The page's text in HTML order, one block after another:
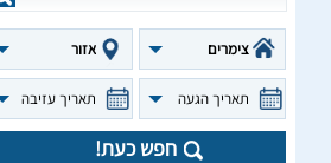
צימרים אזור
תאריך הגעה תאריך עזיבה
חפש כעת!